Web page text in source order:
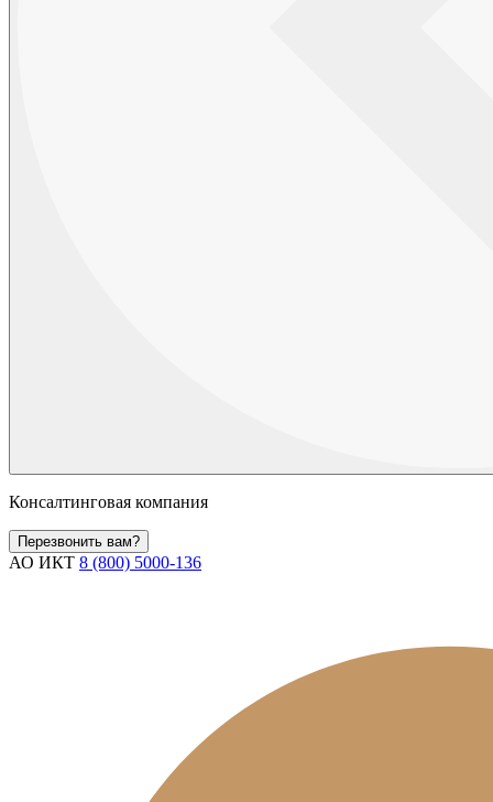
Консалтинговая компания
Перезвонить вам?
АО ИКТ 8 (800) 5000-136